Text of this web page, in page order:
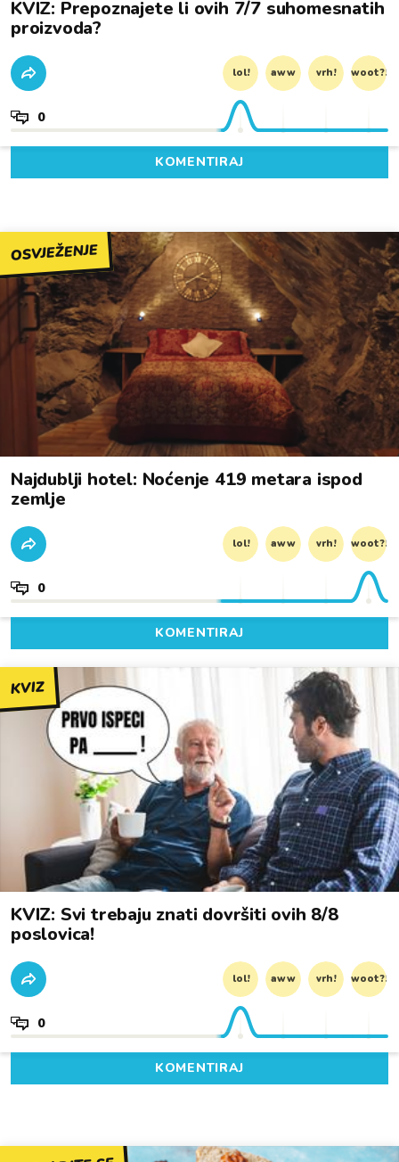
KVIZ: Prepoznajete li ovih 7/7 suhomesnatih
proizvoda?
lol! aww vrh! woot?!
0
KOMENTIRAJ
OSVJEŽENJE
Najdublji hotel: Noćenje 419 metara ispod
zemlje
lol! aww vrh! woot?!
0
KOMENTIRAJ
KVIZ
KVIZ: Svi trebaju znati dovršiti ovih 8/8
poslovica!
lol! aww vrh! woot?!
0
KOMENTIRAJ